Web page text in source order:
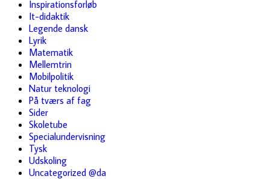
Inspirationsforløb
It-didaktik
Legende dansk
Lyrik
Matematik
Mellemtrin
Mobilpolitik
Natur teknologi
På tværs af fag
Sider
Skoletube
Specialundervisning
Tysk
Udskoling
Uncategorized @da